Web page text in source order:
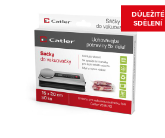
DŮLEŽITÉ
SDĚLENÍ